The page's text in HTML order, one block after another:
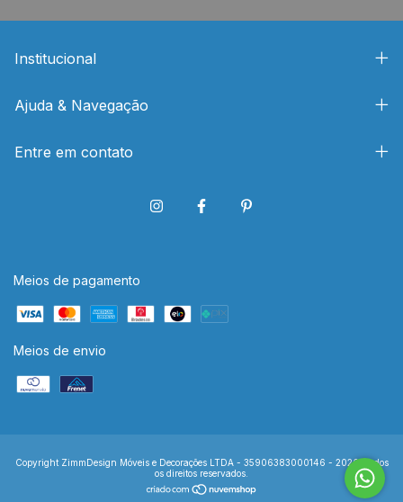
Institucional
Ajuda & Navegação
Entre em contato
Meios de pagamento
Meios de envio
Copyright ZimmDesign Móveis e Decorações LTDA - 35906383000146 - 2026. Todos
os direitos reservados.